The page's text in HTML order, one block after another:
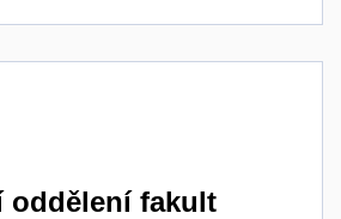
oddělení fakult